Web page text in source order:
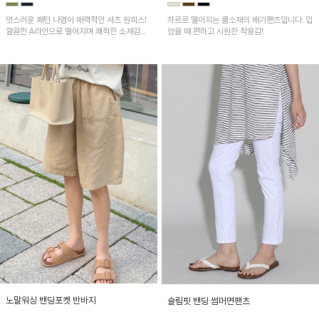
멋스러운 패턴 나염이 매력적인 셔츠 원피스!
깔끔한 A라인으로 떨어지며 쾌적한 소재감으
차르르 떨어지는 쿨소재의 배기팬츠입니다. 입
었을 때 편하고 시원한 착용감!
노말워싱 밴딩포켓 반바지
슬림핏 밴딩 썸머면팬츠